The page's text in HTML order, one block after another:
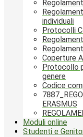
individuali
Protocolli
Coperture
Protocollo
genere
Codice
ERASMUS
Moduli online
Studenti e